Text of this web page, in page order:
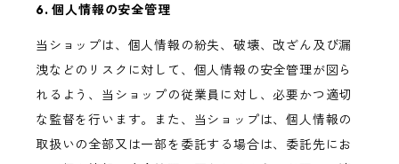
6. 個人情報の安全管理
当ショップは、個人情報の紛失、破壊、改ざん及び漏
洩などのリスクに対して、個人情報の安全管理が図ら
れるよう、当ショップの従業員に対し、必要かつ適切
な監督を行います。また、当ショップは、個人情報の
取扱いの全部又は一部を委託する場合は、委託先にお